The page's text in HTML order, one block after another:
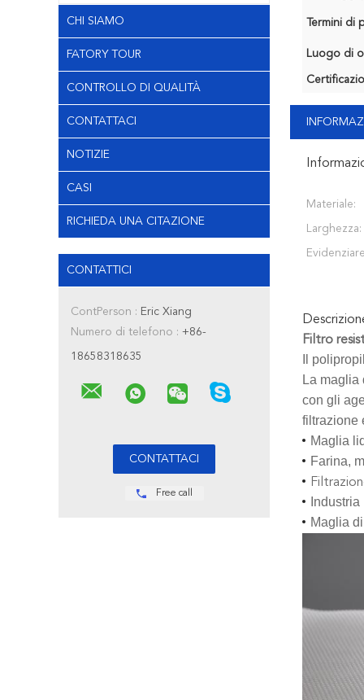
CHI SIAMO
FATORY TOUR
CONTROLLO DI QUALITÀ
CONTATTACI
NOTIZIE
CASI
RICHIEDA UNA CITAZIONE
CONTATTICI
ContPerson : Eric Xiang
Numero di telefono : +86-
18658318635
Free call
Termini di
Luogo di
Materiale:
Larghezza:
Filtro
Il
La
con gli
filtrazione
Maglia
Farina,
Maglia